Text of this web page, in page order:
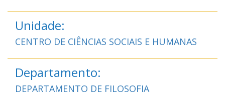
Unidade:
CENTRO DE CIÊNCIAS SOCIAIS E HUMANAS
Departamento:
DEPARTAMENTO DE FILOSOFIA